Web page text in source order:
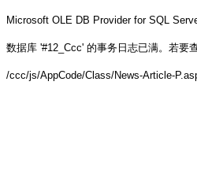
Microsoft OLE DB Provider for SQL
数据库 '#12_Ccc' 的事务日志已满。若要
/ccc/js/AppCode/Class/News-Article-